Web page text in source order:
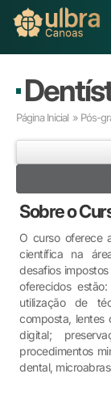
Buscar
Educação
Graduação
Educação a
Pós-graduação
Pesquisa
Extensão
Infraestrutura e
Inovação
Sobre a ULBRA
Página Inicial » Pós-
Sobre o
O curso oferece
científica na
desafios
oferecidos
utilização de
composta, lentes
digital;
procedimentos
dental,